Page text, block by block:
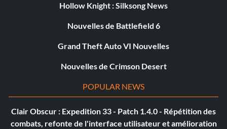
Hollow Knight : Silksong News
Nouvelles de Battlefield 6
Grand Theft Auto VI Nouvelles
Nouvelles de Crimson Desert
POPULAR NEWS
Clair Obscur : Expedition 33 - Patch 1.4.0 - Répétition des
combats, refonte de l'interface utilisateur et amélioration